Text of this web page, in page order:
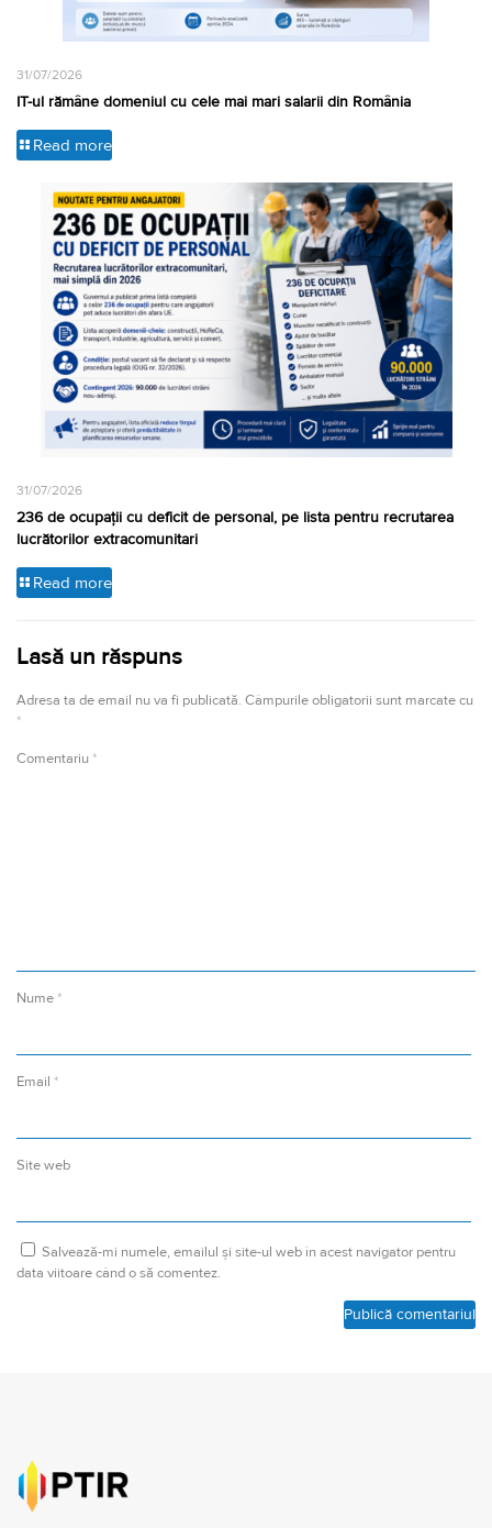
31/07/2026
IT-ul rămâne domeniul cu cele mai mari salarii din România
Read more
31/07/2026
236 de ocupații cu deficit de personal, pe lista pentru recrutarea
lucrătorilor extracomunitari
Read more
Lasă un răspuns
Adresa ta de email nu va fi publicată. Câmpurile obligatorii sunt marcate cu
*
Comentariu *
Nume *
Email *
Site web
Salvează-mi numele, emailul și site-ul web în acest navigator pentru
data viitoare când o să comentez.